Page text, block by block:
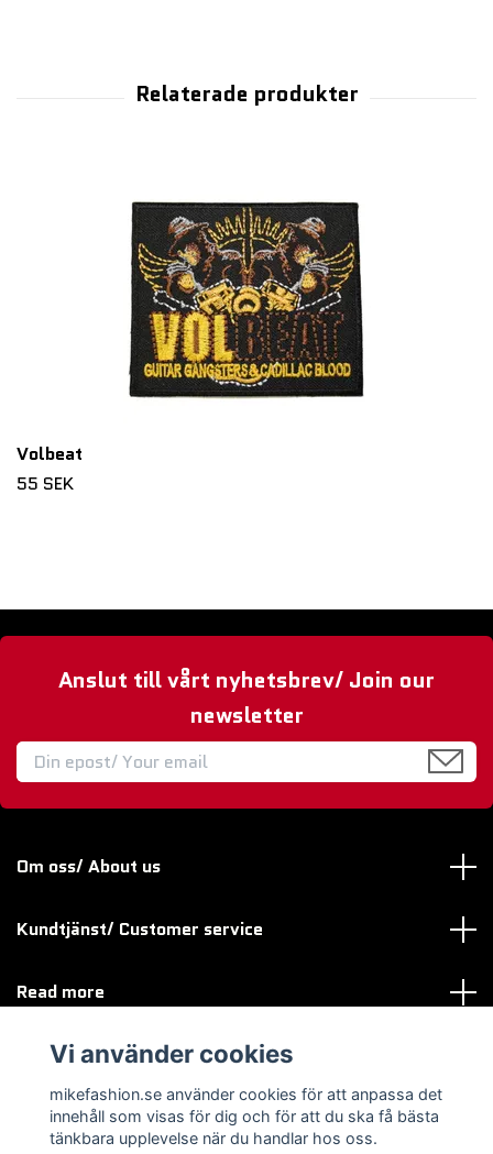
Volbeat
55 SEK
Anslut till vårt nyhetsbrev/ Join our
newsletter
Om oss/ About us
Kundtjänst/ Customer service
Read more
Sociala medier
Vi använder cookies
mikefashion.se använder cookies för att anpassa det
innehåll som visas för dig och för att du ska få bästa
tänkbara upplevelse när du handlar hos oss.